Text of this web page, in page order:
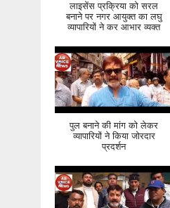
लाइसेंस प्रक्रिया को सरल
बनाने पर नगर आयुक्त का लघु
व्यापारियों ने कर आभार व्यक्त
पुल बनाने की मांग को लेकर
व्यापारियों ने किया जोरदार
प्रदर्शन